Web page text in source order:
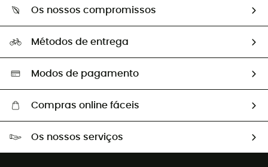
Guia de tamanhos
Trocas & Devoluções
Os nossos embaixadores
Os nossos compromissos
Seleção eco-responsável
Métodos de entrega
Modos de pagamento
Compras online fáceis
Os nossos serviços